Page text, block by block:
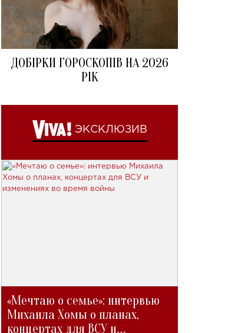
ДОБІРКИ ГОРОСКОПІВ НА 2026
РІК
ЭКСКЛЮЗИВ
«Мечтаю о семье»: интервью
Михаила Хомы о планах,
концертах для ВСУ и